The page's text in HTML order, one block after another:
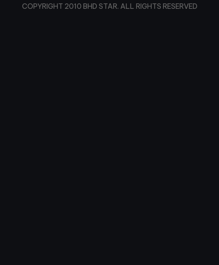
COPYRIGHT 2010 BHD STAR. ALL RIGHTS RESERVED